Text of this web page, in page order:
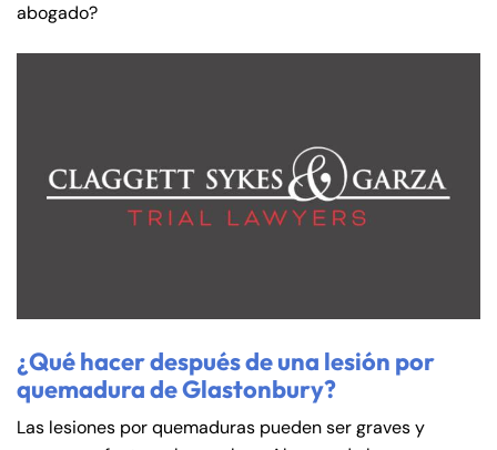
abogado?
¿Qué hacer después de una lesión por
quemadura de Glastonbury?
Las lesiones por quemaduras pueden ser graves y
Farmington - Hours
Answering Service
24/7
Office Hours
8:30 AM – 5:00
Enfield - Hours
Answering Service
24/7
Office Hours
8:30 AM – 5:00